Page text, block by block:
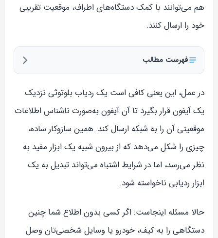
هم می‌توانند با کمک دستگاه‌های اطراف، موقعیت تقریبی
خود را ارسال کنند.
فهرست مطالب
در عمل، این یعنی کافی است یک ردیاب بلوتوثی نزدیک
یک آیفون قرار بگیرد تا آن آیفون به‌صورت ناشناس اطلاعات
موقعیتی آن را به شبکه ارسال کند. همین سازوکار ساده،
چیزی را شکل می‌دهد که از بیرون شبیه یک ابزار مفید به
نظر می‌رسد، اما در شرایط اشتباه می‌تواند تبدیل به یک
ابزار ردیابی ناخواسته شود.
حالا مسئله اینجاست: اگر کسی بدون اطلاع شما چنین
دستگاهی را به کیف، خودرو یا وسایل شخصی‌تان وصل